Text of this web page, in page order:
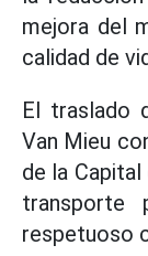
mejora del
calidad de
El traslado
Van Mieu
de la
transporte
respetuoso